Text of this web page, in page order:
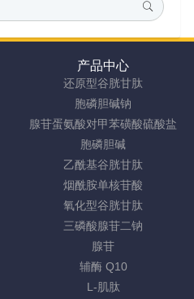
产品中心
还原型谷胱甘肽
胞磷胆碱钠
腺苷蛋氨酸对甲苯磺酸硫酸盐
胞磷胆碱
乙酰基谷胱甘肽
烟酰胺单核苷酸
氧化型谷胱甘肽
三磷酸腺苷二钠
腺苷
辅酶 Q10
L-肌肽